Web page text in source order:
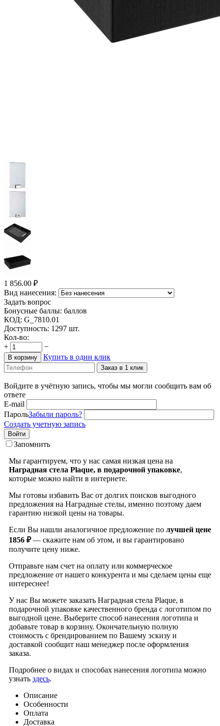
1 856.00 ₽
Вид нанесения:
Задать вопрос
Бонусные баллы: баллов
КОД: G_7810.01
Доступность: 1297 шт.
Кол-во:
+
−
В корзину Купить в один клик
Заказ в 1 клик
Войдите в учётную запись, чтобы мы могли сообщить вам об
ответе
E-mail
ПарольЗабыли пароль?
Создать учетную запись
Войти
Запомнить
Мы гарантируем, что у нас самая низкая цена на
Наградная стела Plaque, в подарочной упаковке,
которые можно найти в интернете.
Мы готовы избавить Вас от долгих поисков выгодного
предложения на Наградные стелы, именно поэтому даем
гарантию низкой цены на товары.
Если Вы нашли аналогичное предложение по лучшей цене
1856 ₽— скажите нам об этом, и вы гарантировано
получите цену ниже.
Отправьте нам счет на оплату или коммерческое
предложение от нашего конкурента и мы сделаем цены еще
интереснее!
У нас Вы можете заказать Наградная стела Plaque, в
подарочной упаковке качественного бренда с логотипом по
выгодной цене. Выберите способ нанесения логотипа и
добавьте товар в корзину. Окончательную полную
стоимость с брендированием по Вашему эскизу и
доставкой сообщит наш менеджер после оформления
заказа.
Подробнее о видах и способах нанесения логотипа можно
узнать здесь.
Описание
Особенности
Оплата
Доставка